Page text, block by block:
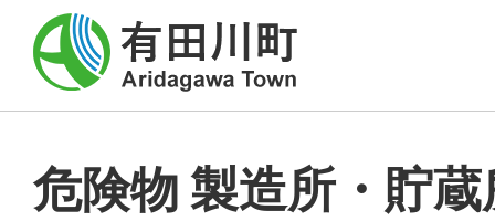
危険物 製造所・貯